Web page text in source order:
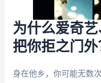
为什么爱奇
把你拒之门外
身在他乡，你可能无数